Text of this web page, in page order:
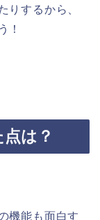
りするから、
！
は？
機能も面白す